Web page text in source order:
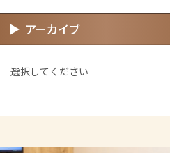
アーカイブ